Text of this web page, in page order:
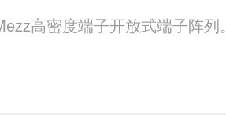
高密度端子开放式端子阵列。